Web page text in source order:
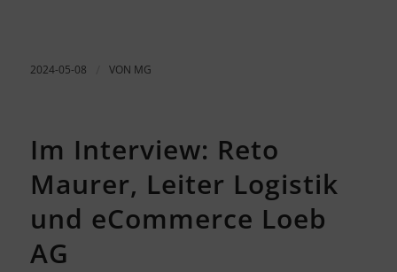
2024-05-08 VON MG
Im Interview: Reto
Maurer, Leiter Logistik
und eCommerce Loeb
AG